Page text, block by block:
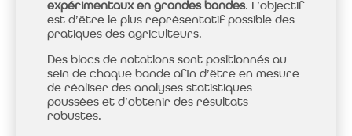
expérimentaux en grandes bandes. L’objectif
est d’être le plus représentatif possible des
pratiques des agriculteurs.
Des blocs de notations sont positionnés au
sein de chaque bande afin d’être en mesure
de réaliser des analyses statistiques
poussées et d’obtenir des résultats
robustes.